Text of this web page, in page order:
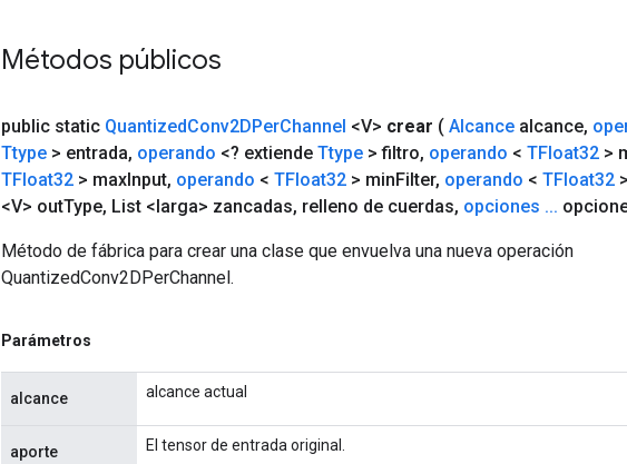
Métodos públicos
public static QuantizedConv2DPerChannel <V> crear ( Alcance alcance,
Ttype > entrada, operando <? extiende Ttype > filtro, operando < TFloat32 >
TFloat32 > maxInput, operando < TFloat32 > minFilter, operando < TFloat32
<V> outType, List <larga> zancadas, relleno de cuerdas, opciones ...
Método de fábrica para crear una clase que envuelva una nueva operación
QuantizedConv2DPerChannel.
Parámetros
alcance alcance actual
aporte El tensor de entrada original.